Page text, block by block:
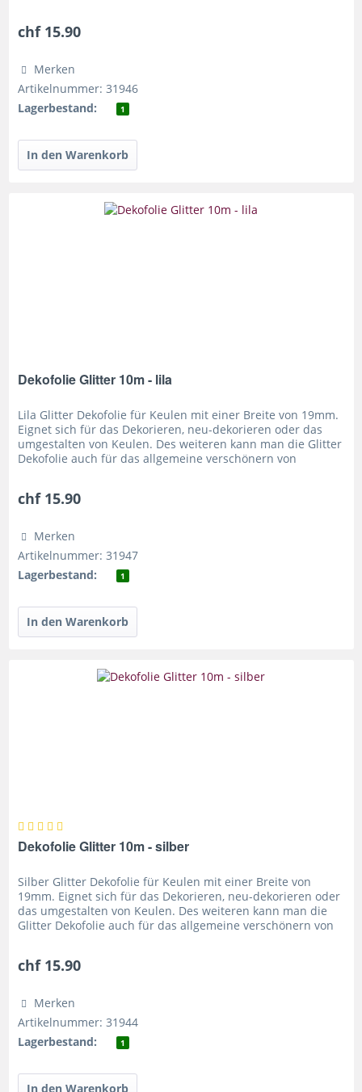
chf 15.90
Merken
Artikelnummer: 31946
Lagerbestand:
1
Dekofolie Glitter 10m - lila
Lila Glitter Dekofolie für Keulen mit einer Breite von 19mm.
Eignet sich für das Dekorieren, neu-dekorieren oder das
umgestalten von Keulen. Des weiteren kann man die Glitter
Dekofolie auch für das allgemeine verschönern von
chf 15.90
Merken
Artikelnummer: 31947
Lagerbestand:
1
Dekofolie Glitter 10m - silber
Silber Glitter Dekofolie für Keulen mit einer Breite von
19mm. Eignet sich für das Dekorieren, neu-dekorieren oder
das umgestalten von Keulen. Des weiteren kann man die
Glitter Dekofolie auch für das allgemeine verschönern von
chf 15.90
Merken
Artikelnummer: 31944
Lagerbestand:
1